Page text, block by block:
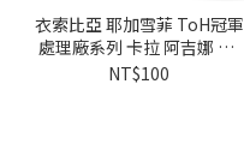
衣索比亞 耶加雪菲 ToH冠軍
處理廠系列 卡拉 阿吉娜 G1
日曬 濾掛咖啡(10g/包) | 黃
NT$100